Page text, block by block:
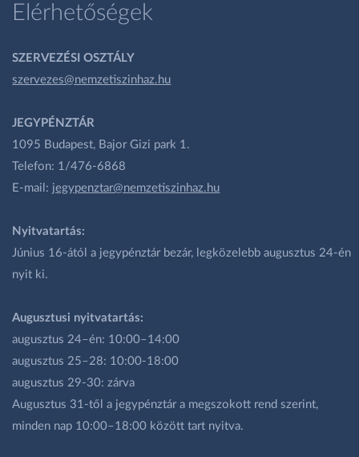
Elérhetőségek
SZERVEZÉSI OSZTÁLY
szervezes@nemzetiszinhaz.hu
JEGYPÉNZTÁR
1095 Budapest, Bajor Gizi park 1.
Telefon: 1/476-6868
E-mail: jegypenztar@nemzetiszinhaz.hu
Nyitvatartás:
Június 16-ától a jegypénztár bezár, legközelebb augusztus 24-én
nyit ki.
Augusztusi nyitvatartás:
augusztus 24–én: 10:00–14:00
augusztus 25–28: 10:00-18:00
augusztus 29-30: zárva
Augusztus 31-től a jegypénztár a megszokott rend szerint,
minden nap 10:00–18:00 között tart nyitva.